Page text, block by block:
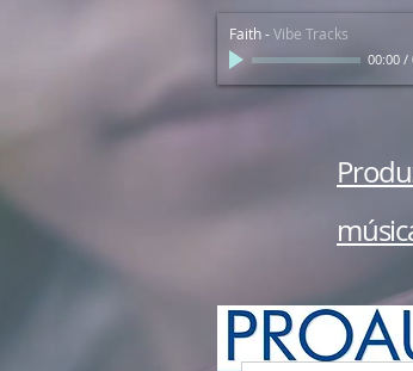
Faith-Vibe Tracks
00:00 /